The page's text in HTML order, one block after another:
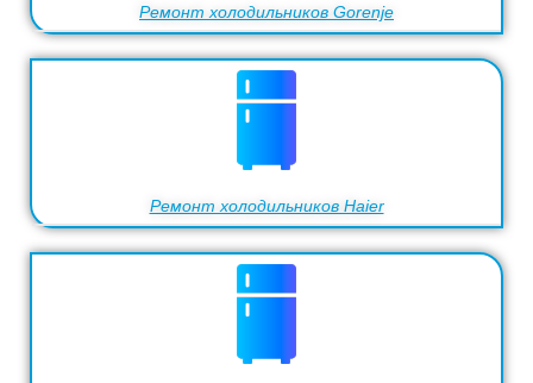
Ремонт холодильников Gorenje
Ремонт холодильников Haier